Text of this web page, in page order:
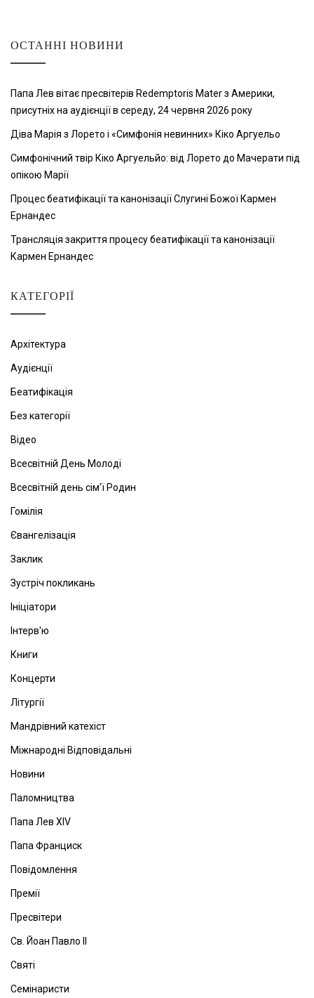
ОСТАННІ НОВИНИ
Папа Лев вітає пресвітерів Redemptoris Mater з Америки,
присутніх на аудієнції в середу, 24 червня 2026 року
Діва Марія з Лорето і «Симфонія невинних» Кіко Аргуельо
Симфонічний твір Кіко Аргуельйо: від Лорето до Мачерати під
опікою Марії
Процес беатифікації та канонізації Слугині Божої Кармен
Ернандес
Трансляція закриття процесу беатифікації та канонізації
Кармен Ернандес
КАТЕГОРІЇ
Архітектура
Аудієнції
Беатифікація
Без категорії
Відео
Всесвітній День Молоді
Всесвітній день сім'ї Родин
Гомілія
Євангелізація
Заклик
Зустріч покликань
Ініціатори
Інтерв'ю
Книги
Концерти
Літургії
Мандрівний катехіст
Міжнародні Відповідальні
Новини
Паломництва
Папа Лев ХІV
Папа Франциск
Повідомлення
Премії
Пресвітери
Св. Йоан Павло ІІ
Святі
Семінаристи